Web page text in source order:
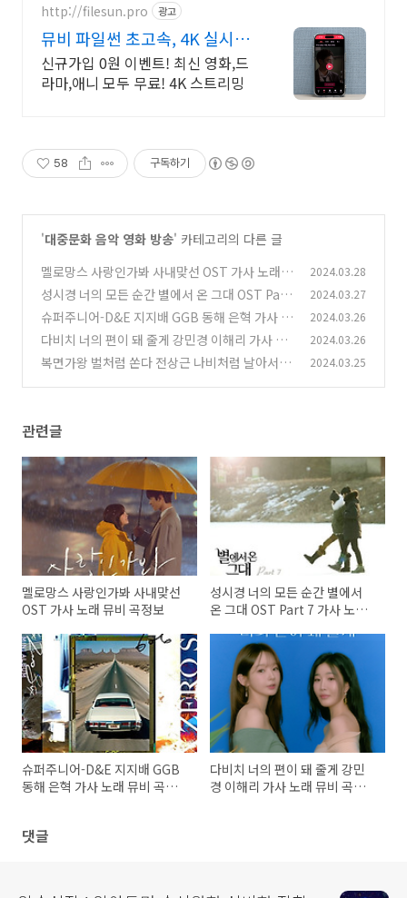
http://filesun.pro 광고
뮤비 파일썬 초고속, 4K 실시간
보기!
신규가입 0원 이벤트! 최신 영화,드
라마,애니 모두 무료! 4K 스트리밍
58 구독하기
'대중문화 음악 영화 방송' 카테고리의 다른 글
멜로망스 사랑인가봐 사내맞선 OST 가사 노래
뮤비 곡정보
(24)
2024.03.28
성시경 너의 모든 순간 별에서 온 그대 OST Part
7 가사 노래 뮤비 곡정보
(23)
2024.03.27
슈퍼주니어-D&E 지지배 GGB 동해 은혁 가사 노
래 뮤비 곡정보
(25)
2024.03.26
다비치 너의 편이 돼 줄게 강민경 이해리 가사 노
래 뮤비 곡정보 (22)
2024.03.26
복면가왕 벌처럼 쏜다 전상근 나비처럼 날아서 조
2024.03.25
관련글
멜로망스 사랑인가봐 사내맞선
OST 가사 노래 뮤비 곡정보
성시경 너의 모든 순간 별에서
온 그대 OST Part 7 가사 노래
슈퍼주니어-D&E 지지배 GGB
동해 은혁 가사 노래 뮤비 곡정
다비치 너의 편이 돼 줄게 강민
경 이해리 가사 노래 뮤비 곡정
댓글